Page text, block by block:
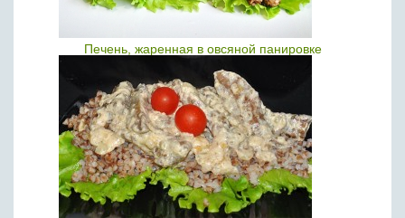
Печень, жаренная в овсяной панировке